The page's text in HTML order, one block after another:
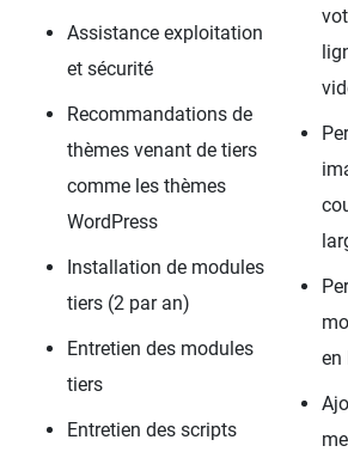
Assistance exploitation
et sécurité
Recommandations de
thèmes venant de tiers
comme les thèmes
WordPress
Installation de modules
tiers (2 par an)
Entretien des modules
tiers
Entretien des scripts
en